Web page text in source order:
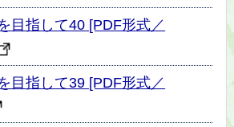
目指して40 [PDF形式／
目指して39 [PDF形式／